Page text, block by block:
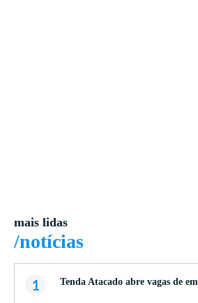
mais lidas
/notícias
1 Tenda Atacado abre vagas de